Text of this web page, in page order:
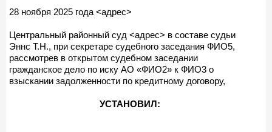
28 ноября 2025 года <адрес>
Центральный районный суд <адрес> в составе судьи
Эннс Т.Н., при секретаре судебного заседания ФИО5,
рассмотрев в открытом судебном заседании
гражданское дело по иску АО «ФИО2» к ФИО3 о
взыскании задолженности по кредитному договору,
УСТАНОВИЛ: